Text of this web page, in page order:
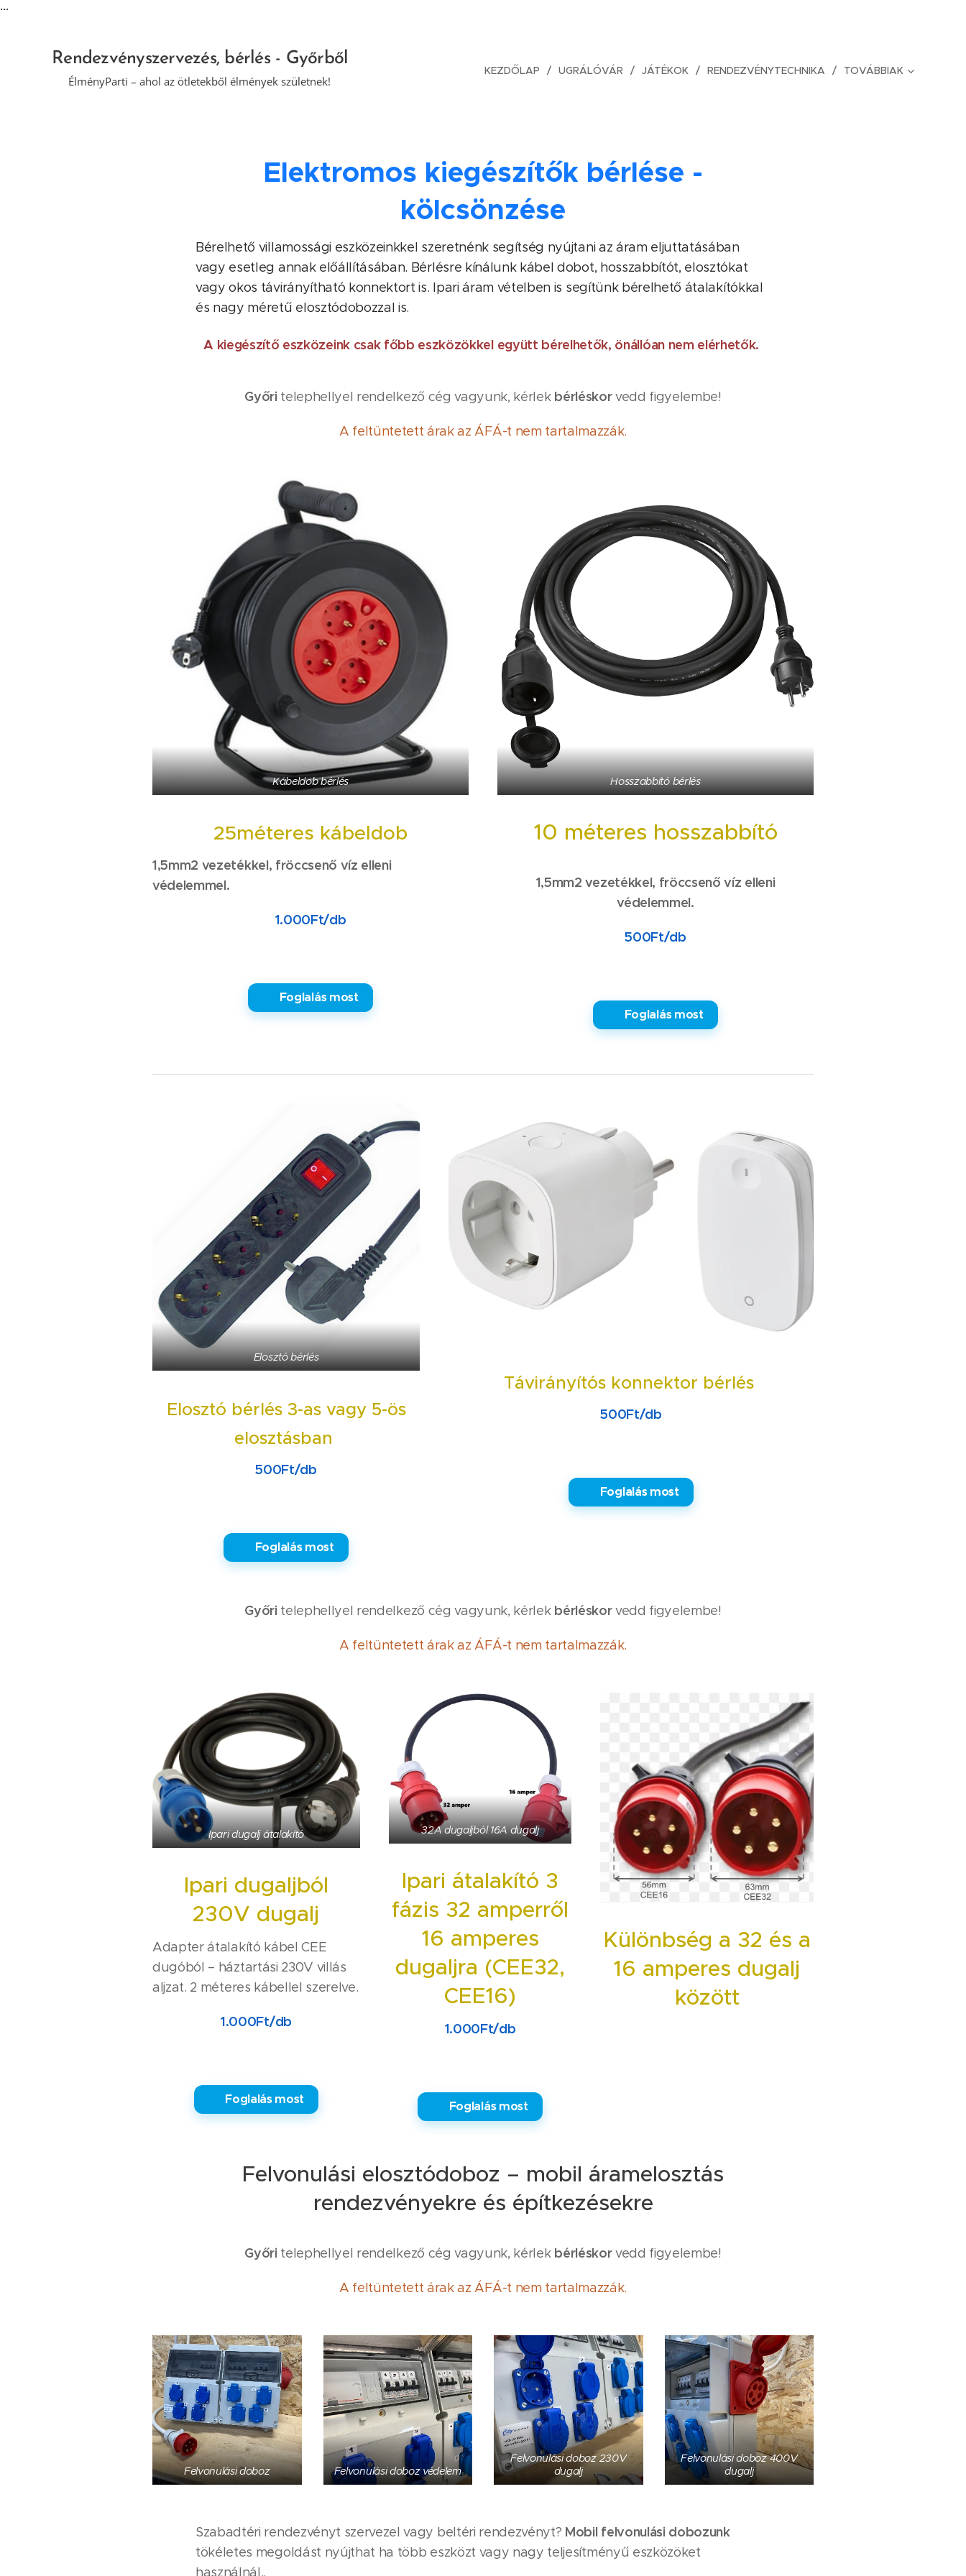
...
Rendezvényszervezés, bérlés - Győrből
🎉 ÉlményParti – ahol az ötletekből élmények születnek!
KEZDŐLAP UGRÁLÓVÁR JÁTÉKOK RENDEZVÉNYTECHNIKA TOVÁBBIAK
Elektromos kiegészítők bérlése -
kölcsönzése
Bérelhető villamossági eszközeinkkel szeretnénk segítség nyújtani az áram eljuttatásában
vagy esetleg annak előállításában. Bérlésre kínálunk kábel dobot, hosszabbítót, elosztókat
vagy okos távirányítható konnektort is. Ipari áram vételben is segítünk bérelhető átalakítókkal
és nagy méretű elosztódobozzal is.
A kiegészítő eszközeink csak főbb eszközökkel együtt bérelhetők, önállóan nem elérhetők.
Győritelephellyel rendelkező cég vagyunk, kérlek bérléskorvedd figyelembe!
A feltüntetett árak az ÁFÁ-t nem tartalmazzák.
Kábeldob bérlés
25méteres kábeldob
1,5mm2 vezetékkel, fröccsenő víz elleni
védelemmel.
1.000Ft/db
✅ Foglalás most
Hosszabbító bérlés
10 méteres hosszabbító
1,5mm2 vezetékkel, fröccsenő víz elleni
védelemmel.
500Ft/db
✅ Foglalás most
Elosztó bérlés
Elosztó bérlés 3-as vagy 5-ös
elosztásban
500Ft/db
✅ Foglalás most
Távirányítós konnektor bérlés
500Ft/db
✅ Foglalás most
Győritelephellyel rendelkező cég vagyunk, kérlek bérléskorvedd figyelembe!
A feltüntetett árak az ÁFÁ-t nem tartalmazzák.
Ipari dugalj átalakító
Ipari dugaljból
230V dugalj
Adapter átalakító kábel CEE
dugóból – háztartási 230V villás
aljzat. 2 méteres kábellel szerelve.
1.000Ft/db
✅ Foglalás most
32A dugaljból 16A dugalj
Ipari átalakító 3
fázis 32 amperről
16 amperes
dugaljra (CEE32,
CEE16)
1.000Ft/db
✅ Foglalás most
Különbség a 32 és a
16 amperes dugalj
között
Felvonulási elosztódoboz – mobil áramelosztás
rendezvényekre és építkezésekre
Győritelephellyel rendelkező cég vagyunk, kérlek bérléskorvedd figyelembe!
A feltüntetett árak az ÁFÁ-t nem tartalmazzák.
Felvonulási doboz Felvonulási doboz védelem
Felvonulási doboz 230V
dugalj
Felvonulási doboz 400V
dugalj
Szabadtéri rendezvényt szervezel vagy beltéri rendezvényt? Mobil felvonulási dobozunk
tökéletes megoldást nyújthat ha több eszközt vagy nagy teljesítményű eszközöket
használnál..